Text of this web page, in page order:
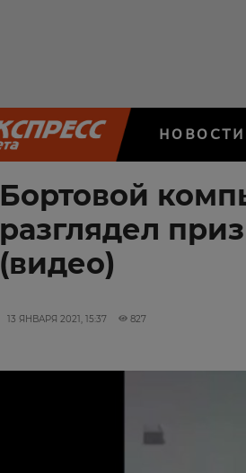
НОВОСТИ
Бортовой
разглядел
(видео)
13 ЯНВАРЯ 2021, 15:37 827